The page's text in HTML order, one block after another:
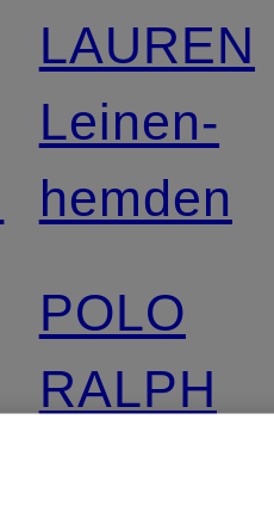
LAUREN
Leinen­
hemden
POLO
RALPH